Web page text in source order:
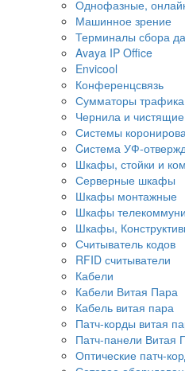
Однофазные,
Машинное зрение
Терминалы сбора
Avaya IP Office
Envicool
Конференцсвязь
Сумматоры трафика
Чернила и чистящие
Системы
Cистема УФ-
Шкафы, стойки и
Серверные шкафы
Шкафы монтажные
Шкафы
Шкафы,
Считыватель кодов
RFID считыватели
Кабели
Кабели Витая Пара
Кабель витая пара
Патч-корды витая
Патч-панели Витая
Оптические патч-